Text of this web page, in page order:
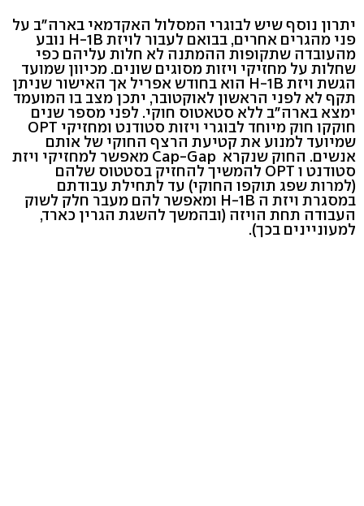
יתרון נוסף שיש לבוגרי המסלול האקדמאי בארה״ב על
פני מהגרים אחרים, בבואם לעבור לויזת H-1B נובע
מהעובדה שתקופות ההמתנה לא חלות עליהם כפי
שחלות על מחזיקי ויזות מסוגים שונים. מכיוון שמועד
הגשת ויזת H-1B הוא בחודש אפריל אך האישור שניתן
תקף לא לפני הראשון לאוקטובר, יתכן מצב בו המועמד
ימצא בארה"ב ללא סטאטוס חוקי. לפני מספר שנים
חוקקו חוק מיוחד לבוגרי ויזות סטודנט ומחזיקי OPT
שמיועד למנוע את קטיעת הרצף החוקי של אותם
אנשים. החוק שנקרא Cap-Gap מאפשר למחזיקי ויזת
סטודנט ו OPT להמשיך להחזיק בסטטוס שלהם
(למרות שפג תוקפו החוקי) עד לתחילת עבודתם
במסגרת ויזת ה H-1B ומאפשר להם מעבר חלק לשוק
העבודה תחת הויזה (ובהמשך להשגת הגרין כארד,
למעוניינים בכך).